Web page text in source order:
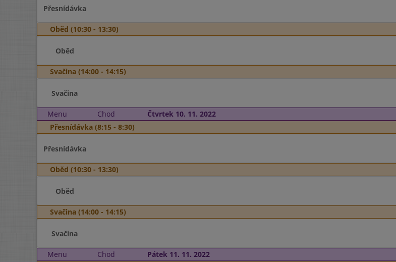
Přesnídávka
Oběd (10:30 - 13:30)
Oběd
Svačina (14:00 - 14:15)
Svačina
Menu Chod
Čtvrtek 10. 11. 2022
Přesnídávka (8:15 - 8:30)
Přesnídávka
Oběd (10:30 - 13:30)
Oběd
Svačina (14:00 - 14:15)
Svačina
Menu Chod
Pátek 11. 11. 2022